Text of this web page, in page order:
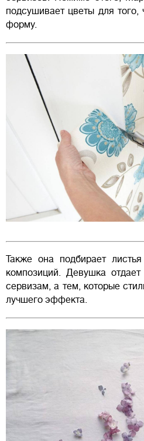
подсушивает цветы для
форму.
Также она подбирает
композиций. Девушка
сервизам, а тем, которые
лучшего эффекта.